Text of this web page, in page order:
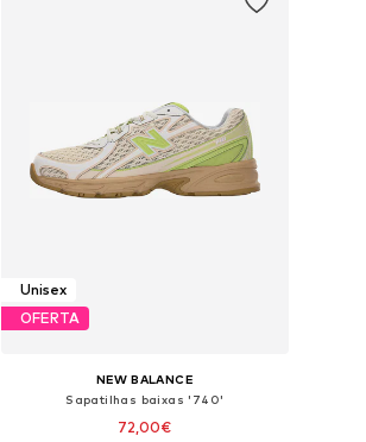
Unisex
OFERTA
NEW BALANCE
Sapatilhas baixas '740'
72,00€